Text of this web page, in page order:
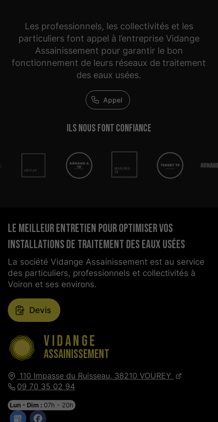
Les professionnels, les collectivités et les
particuliers font appel à l’entreprise Vidange
Assainissement pour garantir le bon
fonctionnement de leurs réseaux de traitement
des eaux usées.
Appel
Ils nous font confiance
Vidange
Assainissement
110 Impasse du Ruisseau, 38210 VOUREY
09 70 35 02 94
Lun - Dim : 07h - 20h
Le meilleur entretien pour optimiser vos
installations de traitement des eaux usées
La société Vidange Assainissement est au service
des particuliers, professionnels et collectivités à
Voiron et ses environs.
Devis